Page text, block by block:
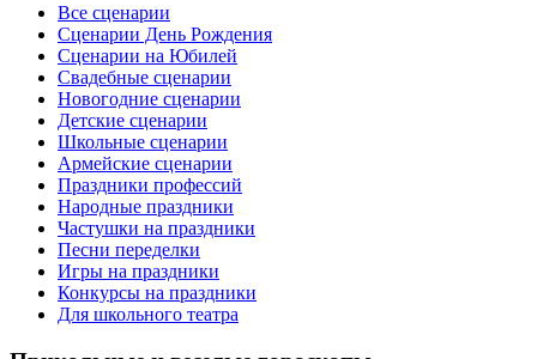
Все сценарии
Сценарии День Рождения
Сценарии на Юбилей
Свадебные сценарии
Новогодние сценарии
Детские сценарии
Школьные сценарии
Армейские сценарии
Праздники профессий
Народные праздники
Частушки на праздники
Песни переделки
Игры на праздники
Конкурсы на праздники
Для школьного театра